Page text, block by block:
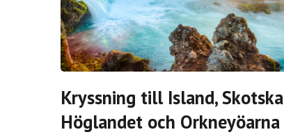
Kryssning till Island, Skotska
Höglandet och Orkneyöarna